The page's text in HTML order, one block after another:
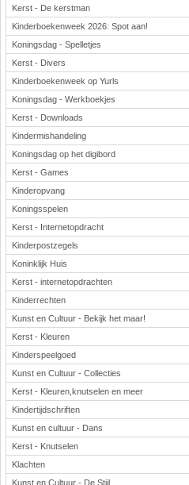
Kerst - De kerstman
Kinderboekenweek 2026: Spot aan!
Koningsdag - Spelletjes
Kerst - Divers
Kinderboekenweek op Yurls
Koningsdag - Werkboekjes
Kerst - Downloads
Kindermishandeling
Koningsdag op het digibord
Kerst - Games
Kinderopvang
Koningsspelen
Kerst - Internetopdracht
Kinderpostzegels
Koninklijk Huis
Kerst - internetopdrachten
Kinderrechten
Kunst en Cultuur - Bekijk het maar!
Kerst - Kleuren
Kinderspeelgoed
Kunst en Cultuur - Collecties
Kerst - Kleuren,knutselen en meer
Kindertijdschriften
Kunst en cultuur - Dans
Kerst - Knutselen
Klachten
Kunst en Cultuur - De Stijl